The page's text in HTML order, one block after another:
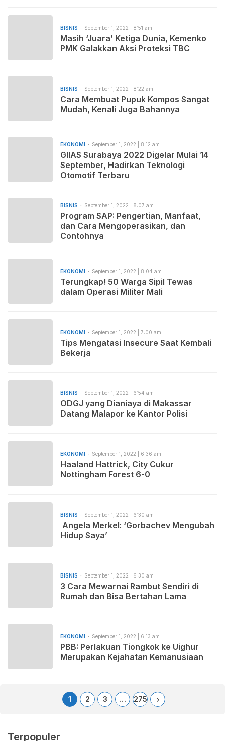
BISNIS September 1, 2022 | 8:51 am
Masih ‘Juara’ Ketiga Dunia, Kemenko
PMK Galakkan Aksi Proteksi TBC
BISNIS September 1, 2022 | 8:22 am
Cara Membuat Pupuk Kompos Sangat
Mudah, Kenali Juga Bahannya
EKONOMI September 1, 2022 | 8:12 am
GIIAS Surabaya 2022 Digelar Mulai 14
September, Hadirkan Teknologi
Otomotif Terbaru
BISNIS September 1, 2022 | 8:07 am
Program SAP: Pengertian, Manfaat,
dan Cara Mengoperasikan, dan
Contohnya
EKONOMI September 1, 2022 | 8:04 am
Terungkap! 50 Warga Sipil Tewas
dalam Operasi Militer Mali
EKONOMI September 1, 2022 | 7:00 am
Tips Mengatasi Insecure Saat Kembali
Bekerja
BISNIS September 1, 2022 | 6:54 am
ODGJ yang Dianiaya di Makassar
Datang Malapor ke Kantor Polisi
EKONOMI September 1, 2022 | 6:36 am
Haaland Hattrick, City Cukur
Nottingham Forest 6-0
BISNIS September 1, 2022 | 6:30 am
Angela Merkel: ‘Gorbachev Mengubah
Hidup Saya’
BISNIS September 1, 2022 | 6:30 am
3 Cara Mewarnai Rambut Sendiri di
Rumah dan Bisa Bertahan Lama
EKONOMI September 1, 2022 | 6:13 am
PBB: Perlakuan Tiongkok ke Uighur
Merupakan Kejahatan Kemanusiaan
1 2 3 … 275
Terpopuler